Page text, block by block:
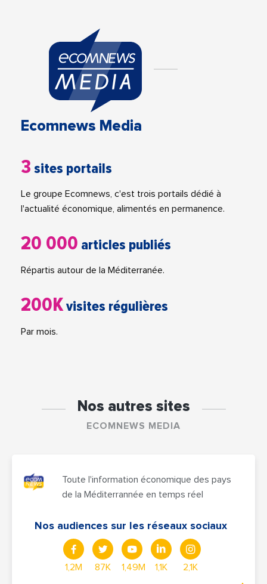
Ecomnews Media
3 sites portails
Le groupe Ecomnews, c'est trois portails dédié à
l'actualité économique, alimentés en permanence.
20 000 articles publiés
Répartis autour de la Méditerranée.
200Kvisites régulières
Par mois.
Nos autres sites
ECOMNEWS MEDIA
Toute l'information économique des pays
de la Méditerrannée en temps réel
Nos audiences sur les réseaux sociaux
1,2M 87K 1,49M 1,1K 2,1K